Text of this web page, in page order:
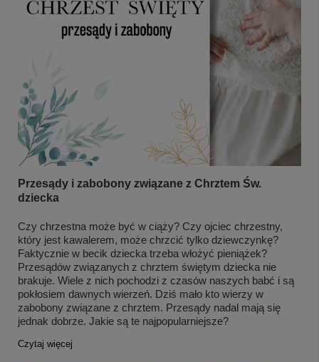
Przesądy i zabobony związane z Chrztem Św.
dziecka
Czy chrzestna może być w ciąży? Czy ojciec chrzestny,
który jest kawalerem, może chrzcić tylko dziewczynkę?
Faktycznie w becik dziecka trzeba włożyć pieniążek?
Przesądów związanych z chrztem świętym dziecka nie
brakuje. Wiele z nich pochodzi z czasów naszych babć i są
pokłosiem dawnych wierzeń. Dziś mało kto wierzy w
zabobony związane z chrztem. Przesądy nadal mają się
jednak dobrze. Jakie są te najpopularniejsze?
Czytaj więcej